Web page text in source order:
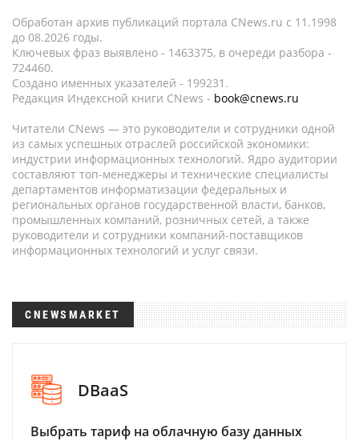
Обработан архив публикаций портала CNews.ru c 11.1998
до 08.2026 годы.
Ключевых фраз выявлено - 1463375, в очереди разбора -
724460.
Создано именных указателей - 199231.
Редакция Индексной книги CNews - book@cnews.ru
Читатели CNews — это руководители и сотрудники одной
из самых успешных отраслей российской экономики:
индустрии информационных технологий. Ядро аудитории
составляют топ-менеджеры и технические специалисты
департаментов информатизации федеральных и
региональных органов государственной власти, банков,
промышленных компаний, розничных сетей, а также
руководители и сотрудники компаний-поставщиков
информационных технологий и услуг связи.
CNEWSMARKET
DBaaS
Выбрать тариф на облачную базу данных